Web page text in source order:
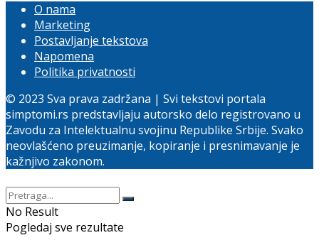
O nama
Marketing
Postavljanje tekstova
Napomena
Politika privatnosti
© 2023 Sva prava zadržana | Svi tekstovi portala
simptomi.rs predstavljaju autorsko delo registrovano u
Zavodu za Intelektualnu svojinu Republike Srbije. Svako
neovlašćeno preuzimanje, kopiranje i presnimavanje je
kažnjivo zakonom.
No Result
Pogledaj sve rezultate